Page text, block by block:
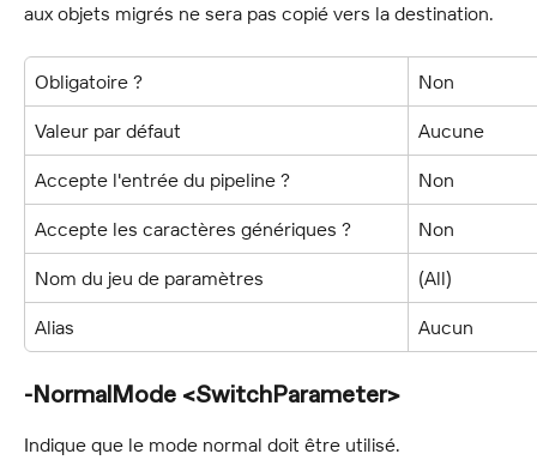
aux objets migrés ne sera pas copié vers la destination.
Obligatoire ? Non
Valeur par défaut Aucune
Accepte l'entrée du pipeline ? Non
Accepte les caractères génériques ? Non
Nom du jeu de paramètres (All)
Alias Aucun
-NormalMode <SwitchParameter>
Indique que le mode normal doit être utilisé.